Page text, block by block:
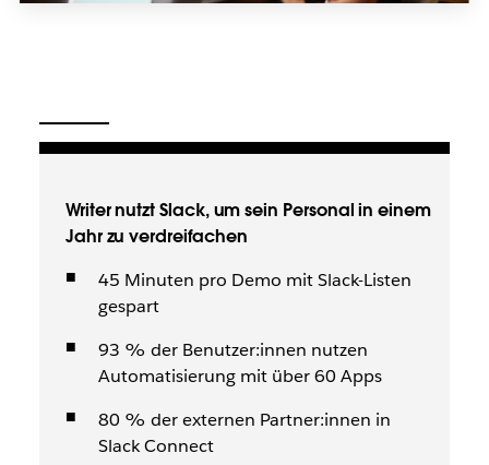
Writer nutzt Slack, um sein Personal in einem
Jahr zu verdreifachen
45 Minuten pro Demo mit Slack-Listen
gespart
93 % der Benutzer:innen nutzen
Automatisierung mit über 60 Apps
80 % der externen Partner:innen in
Slack Connect